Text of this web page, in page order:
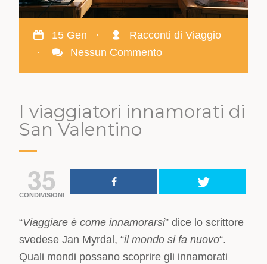
15 Gen ·
Racconti di Viaggio
·
Nessun Commento
I viaggiatori innamorati di
San Valentino
35
CONDIVISIONI
“Viaggiare è come innamorarsi” dice lo scrittore
svedese Jan Myrdal, “il mondo si fa nuovo“.
Quali mondi possano scoprire gli innamorati